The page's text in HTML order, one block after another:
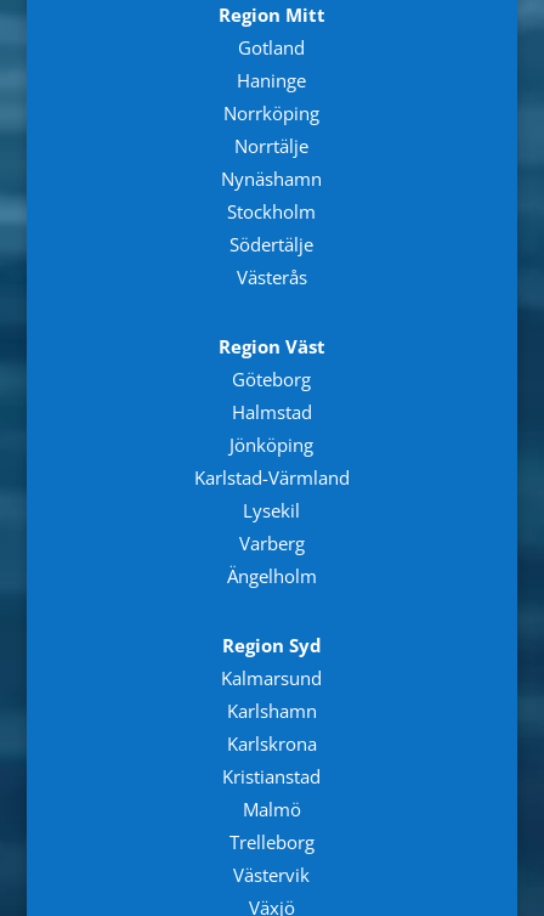
Region Mitt
Gotland
Haninge
Norrköping
Norrtälje
Nynäshamn
Stockholm
Södertälje
Västerås
Region Väst
Göteborg
Halmstad
Jönköping
Karlstad-Värmland
Lysekil
Varberg
Ängelholm
Region Syd
Kalmarsund
Karlshamn
Karlskrona
Kristianstad
Malmö
Trelleborg
Västervik
Växjö